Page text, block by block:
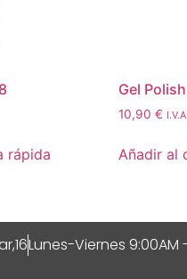
rápida
Gel
10,90€
Añadir al
Lunes-Viernes 9:00AM